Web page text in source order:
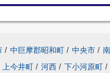
/ 中巨摩郡昭和町 / 中央市 /
上今井町 / 河西 / 下小河原町 /